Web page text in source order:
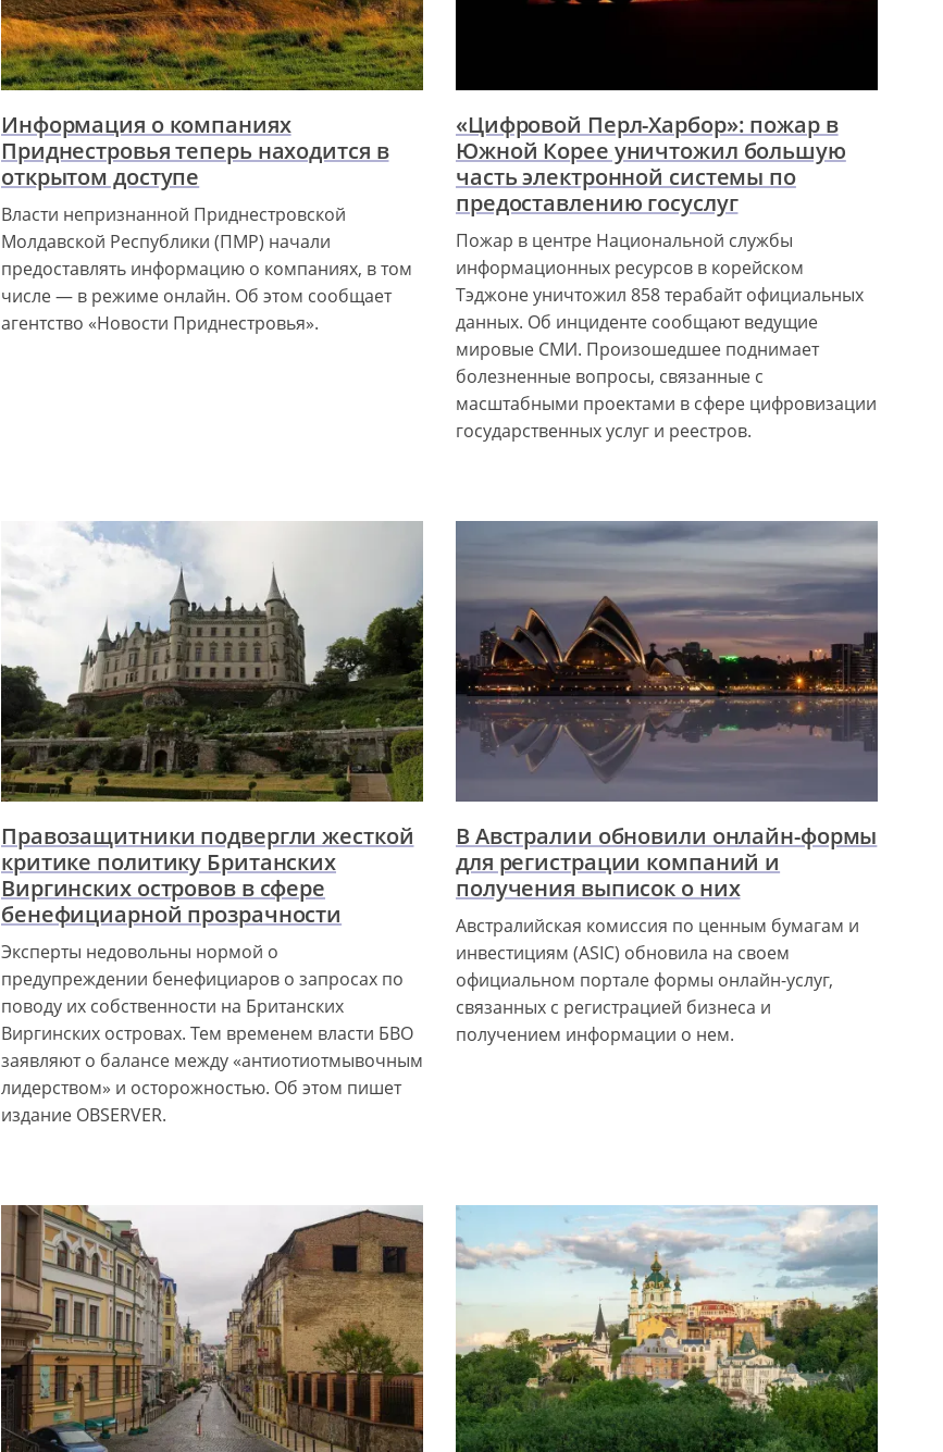
Информация о компаниях
Приднестровья теперь находится в
открытом доступе
Власти непризнанной Приднестровской
Молдавской Республики (ПМР) начали
предоставлять информацию о компаниях, в том
числе — в режиме онлайн. Об этом сообщает
агентство «Новости Приднестровья».
«Цифровой Перл-Харбор»: пожар в
Южной Корее уничтожил большую
часть электронной системы по
предоставлению госуслуг
Пожар в центре Национальной службы
информационных ресурсов в корейском
Тэджоне уничтожил 858 терабайт официальных
данных. Об инциденте сообщают ведущие
мировые СМИ. Произошедшее поднимает
болезненные вопросы, связанные с
масштабными проектами в сфере цифровизации
государственных услуг и реестров.
Правозащитники подвергли жесткой
критике политику Британских
Виргинских островов в сфере
бенефициарной прозрачности
Эксперты недовольны нормой о
предупреждении бенефициаров о запросах по
поводу их собственности на Британских
Виргинских островах. Тем временем власти БВО
заявляют о балансе между «антиотиотмывочным
лидерством» и осторожностью. Об этом пишет
издание OBSERVER.
В Австралии обновили онлайн-формы
для регистрации компаний и
получения выписок о них
Австралийская комиссия по ценным бумагам и
инвестициям (ASIC) обновила на своем
официальном портале формы онлайн-услуг,
связанных с регистрацией бизнеса и
получением информации о нем.